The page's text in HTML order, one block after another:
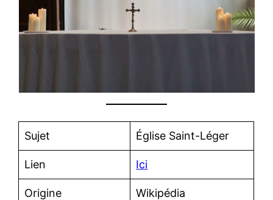
Sujet Église Saint-Léger
Lien Ici
Origine Wikipédia